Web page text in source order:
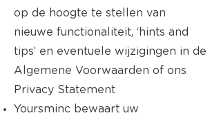
op de hoogte te stellen van
nieuwe functionaliteit, ‘hints and
tips’ en eventuele wijzigingen in de
Algemene Voorwaarden of ons
Privacy Statement
Yoursminc bewaart uw